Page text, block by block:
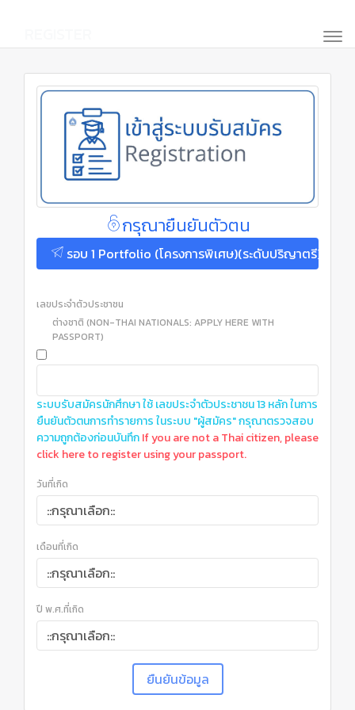
กรุณายืนยันตัวตน
รอบ 1 Portfolio (โครงการพิเศษ)(ระดับปริญาตรี)
เลขประจำตัวประชาชน
ต่างชาติ (NON-THAI NATIONALS: APPLY HERE WITH
PASSPORT)
ระบบรับสมัครนักศึกษา ใช้ เลขประจำตัวประชาชน 13 หลัก ในการ
ยืนยันตัวตนการทำรายการ ในระบบ "ผู้สมัคร" กรุณาตรวจสอบ
ความถูกต้องก่อนบันทึกIf you are not a Thai citizen, please
click here to register using your passport.
วันที่เกิด
เดือนที่เกิด
ปี พ.ศ.ที่เกิด
ยืนยันข้อมูล